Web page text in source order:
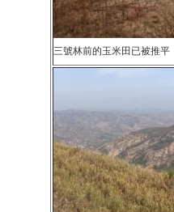
三號林前的玉米田已被推